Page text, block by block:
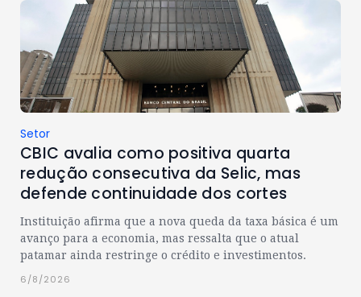
Setor
CBIC avalia como positiva quarta
redução consecutiva da Selic, mas
defende continuidade dos cortes
Instituição afirma que a nova queda da taxa básica é um
avanço para a economia, mas ressalta que o atual
patamar ainda restringe o crédito e investimentos.
6/8/2026